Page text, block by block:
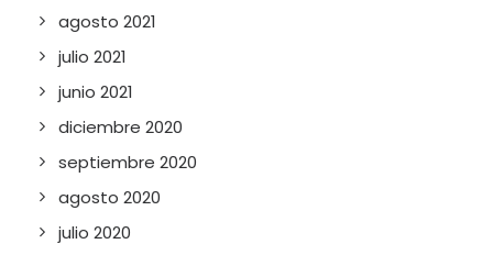
agosto 2021
julio 2021
junio 2021
diciembre 2020
septiembre 2020
agosto 2020
julio 2020